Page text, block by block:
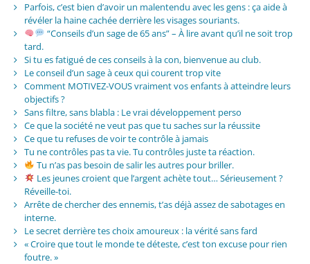
Parfois, c’est bien d’avoir un malentendu avec les gens : ça aide à
révéler la haine cachée derrière les visages souriants.
“Conseils d’un sage de 65 ans” – À lire avant qu’il ne soit trop
tard.
Si tu es fatigué de ces conseils à la con, bienvenue au club.
Le conseil d’un sage à ceux qui courent trop vite
Comment MOTIVEZ-VOUS vraiment vos enfants à atteindre leurs
objectifs ?
Sans filtre, sans blabla : Le vrai développement perso
Ce que la société ne veut pas que tu saches sur la réussite
Ce que tu refuses de voir te contrôle à jamais
Tu ne contrôles pas ta vie. Tu contrôles juste ta réaction.
Tu n’as pas besoin de salir les autres pour briller.
Les jeunes croient que l’argent achète tout… Sérieusement ?
Réveille-toi.
Arrête de chercher des ennemis, t’as déjà assez de sabotages en
interne.
Le secret derrière tes choix amoureux : la vérité sans fard
« Croire que tout le monde te déteste, c’est ton excuse pour rien
foutre. »